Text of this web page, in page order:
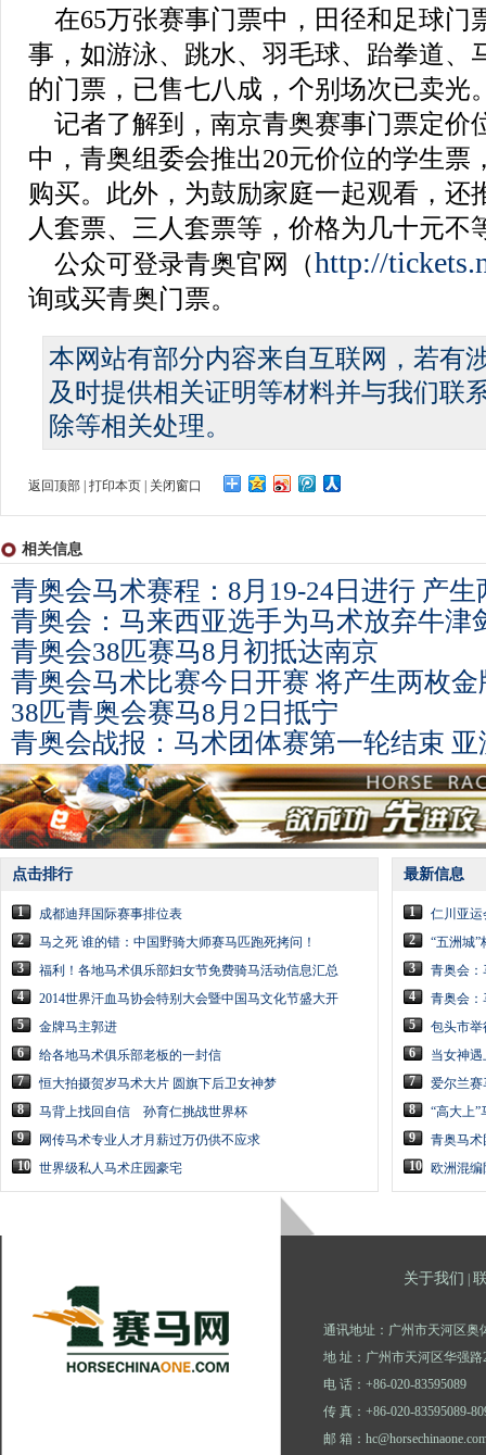
在65万张赛事门票中，田径和足球门
事，如游泳、跳水、羽毛球、跆拳道、
的门票，已售七八成，个别场次已卖光
记者了解到，南京青奥赛事门票定价
中，青奥组委会推出20元价位的学生票
购买。此外，为鼓励家庭一起观看，还
人套票、三人套票等，价格为几十元不
公众可登录青奥官网（http://
询或买青奥门票。
本网站有部分内容来自互联网，若有
及时提供相关证明等材料并与我们联
除等相关处理。
返回顶部 打印本页 关闭窗口
相关信息
青奥会马术赛程：8月19-24日进行 产生
青奥会：马来西亚选手为马术放弃牛津
青奥会38匹赛马8月初抵达南京
青奥会马术比赛今日开赛 将产生两枚金
38匹青奥会赛马8月2日抵宁
青奥会战报：马术团体赛第一轮结束
点击排行
1
成都迪拜国际赛事排位表
2
马之死 谁的错：中国野骑大师赛马匹跑死拷问！
3
福利！各地马术俱乐部妇女节免费骑马活动信息汇总
4
2014世界汗血马协会特别大会暨中国马文化节盛大开
5
金牌马主郭进
6
给各地马术俱乐部老板的一封信
7
恒大拍摄贺岁马术大片 圆旗下后卫女神梦
8
马背上找回自信 孙育仁挑战世界杯
9
网传马术专业人才月薪过万仍供不应求
10 世界级私人马术庄园豪宅
最新信息
1
仁川亚
2
“五洲城”
3
青奥会：
4
青奥会：
5
包头市举
6
当女神
7
爱尔兰赛
8
“高大上”
9
青奥马术
10
欧洲混
关于我们
通讯地址：广州市天河区奥
地 址：广州市天河区华强路
电 话：+86-020-83595089
传 真：+86-020-83595089-
邮 箱：